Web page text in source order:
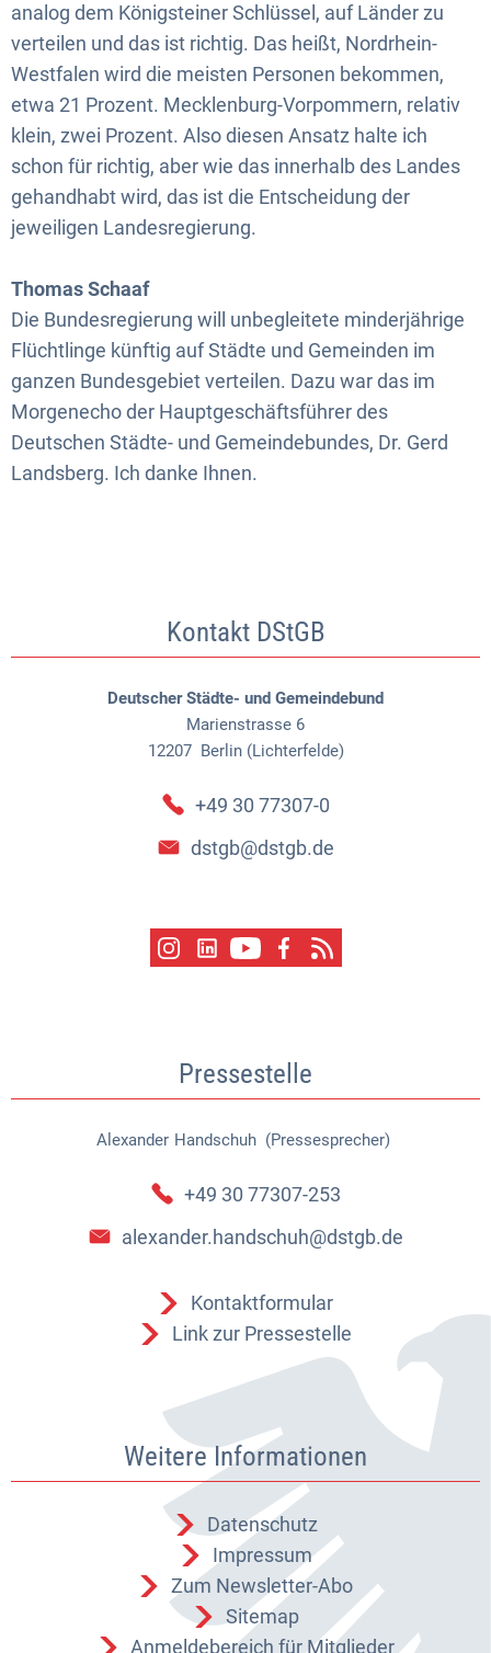
analog dem Königsteiner Schlüssel, auf Länder zu
verteilen und das ist richtig. Das heißt, Nordrhein-
Westfalen wird die meisten Personen bekommen,
etwa 21 Prozent. Mecklenburg-Vorpommern, relativ
klein, zwei Prozent. Also diesen Ansatz halte ich
schon für richtig, aber wie das innerhalb des Landes
gehandhabt wird, das ist die Entscheidung der
jeweiligen Landesregierung.
Thomas Schaaf
Die Bundesregierung will unbegleitete minderjährige
Flüchtlinge künftig auf Städte und Gemeinden im
ganzen Bundesgebiet verteilen. Dazu war das im
Morgenecho der Hauptgeschäftsführer des
Deutschen Städte- und Gemeindebundes, Dr. Gerd
Landsberg. Ich danke Ihnen.
Kontakt DStGB
Deutscher Städte- und Gemeindebund
Marienstrasse 6
12207 Berlin (Lichterfelde)
+49 30 77307-0
dstgb@dstgb.de
Pressestelle
Alexander Handschuh (Pressesprecher)
Alexander Handschuh
+49 30 77307-253
alexander.handschuh@dstgb.de
Kontaktformular
Link zur Pressestelle
Weitere Informationen
Datenschutz
Impressum
Zum Newsletter-Abo
Sitemap
Anmeldebereich für Mitglieder